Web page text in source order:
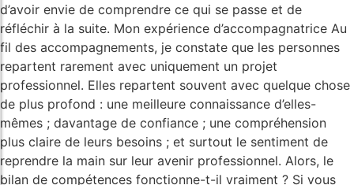
d’avoir envie de comprendre ce qui se passe et de
réfléchir à la suite. Mon expérience d’accompagnatrice Au
fil des accompagnements, je constate que les personnes
repartent rarement avec uniquement un projet
professionnel. Elles repartent souvent avec quelque chose
de plus profond : une meilleure connaissance d’elles-
mêmes ; davantage de confiance ; une compréhension
plus claire de leurs besoins ; et surtout le sentiment de
reprendre la main sur leur avenir professionnel. Alors, le
bilan de compétences fonctionne-t-il vraiment ? Si vous